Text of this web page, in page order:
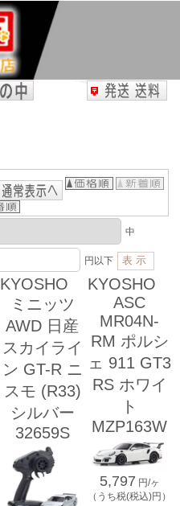
中
円以下
KYOSHO
ミニッツ
AWD 日産
スカイライ
ン GT-R ニ
スモ (R33)
シルバー
32659S
KYOSHO
ASC
MR04N-
RM ポルシ
ェ 911 GT3
RS ホワイ
ト
MZP163W
5,797 円/ヶ
（うち税(税込)円）